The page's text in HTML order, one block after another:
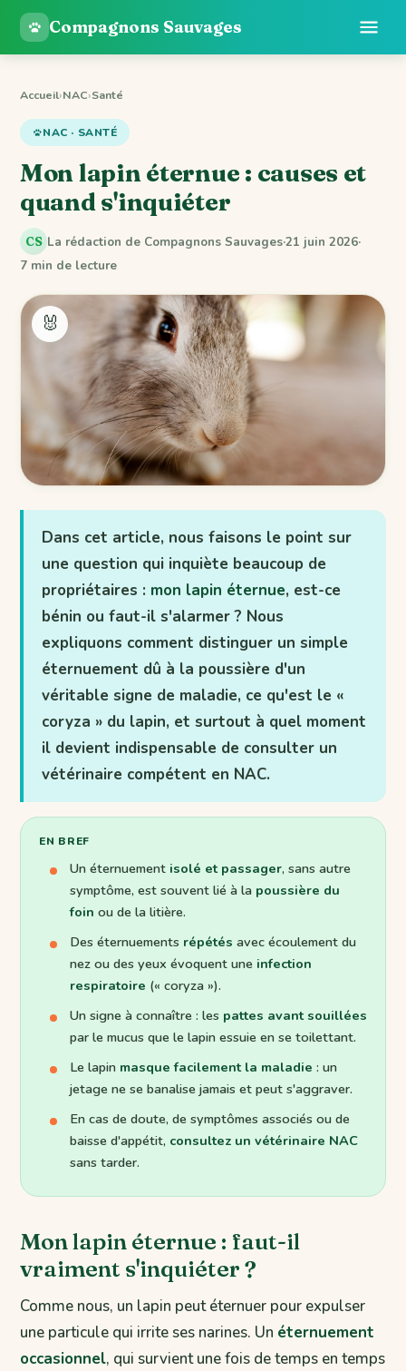
Compagnons Sauvages
Accueil›NAC›Santé
NAC · SANTÉ
Mon lapin éternue : causes et
quand s'inquiéter
CS La rédaction de Compagnons Sauvages·21 juin 2026·
7 min de lecture
🐰
Dans cet article, nous faisons le point sur
une question qui inquiète beaucoup de
propriétaires : mon lapin éternue, est-ce
bénin ou faut-il s'alarmer ? Nous
expliquons comment distinguer un simple
éternuement dû à la poussière d'un
véritable signe de maladie, ce qu'est le «
coryza » du lapin, et surtout à quel moment
il devient indispensable de consulter un
vétérinaire compétent en NAC.
EN BREF
Un éternuement isolé et passager, sans autre
symptôme, est souvent lié à la poussière du
foin ou de la litière.
Des éternuements répétés avec écoulement du
nez ou des yeux évoquent une infection
respiratoire (« coryza »).
Un signe à connaître : les pattes avant souillées
par le mucus que le lapin essuie en se toilettant.
Le lapin masque facilement la maladie : un
jetage ne se banalise jamais et peut s'aggraver.
En cas de doute, de symptômes associés ou de
baisse d'appétit, consultez un vétérinaire NAC
sans tarder.
Mon lapin éternue : faut-il
vraiment s'inquiéter ?
Comme nous, un lapin peut éternuer pour expulser
une particule qui irrite ses narines. Un éternuement
occasionnel, qui survient une fois de temps en temps